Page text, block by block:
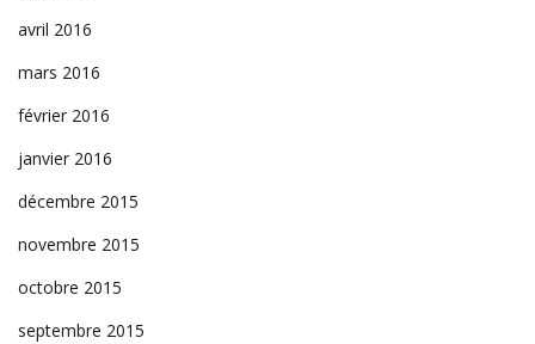
avril 2016
mars 2016
février 2016
janvier 2016
décembre 2015
novembre 2015
octobre 2015
septembre 2015